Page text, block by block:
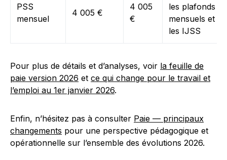
PSS
mensuel
4 005 €
4 005
€
les plafonds
mensuels et
les IJSS
Pour plus de détails et d’analyses, voir la feuille de
paie version 2026 et ce qui change pour le travail et
l’emploi au 1er janvier 2026.
Enfin, n’hésitez pas à consulter Paie — principaux
changements pour une perspective pédagogique et
opérationnelle sur l’ensemble des évolutions 2026.